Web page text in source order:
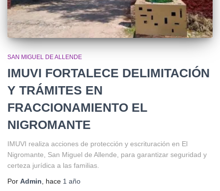
SAN MIGUEL DE ALLENDE
IMUVI FORTALECE DELIMITACIÓN
Y TRÁMITES EN
FRACCIONAMIENTO EL
NIGROMANTE
IMUVI realiza acciones de protección y escrituración en El
Nigromante, San Miguel de Allende, para garantizar seguridad y
certeza jurídica a las familias.
Por Admin , hace 1 año